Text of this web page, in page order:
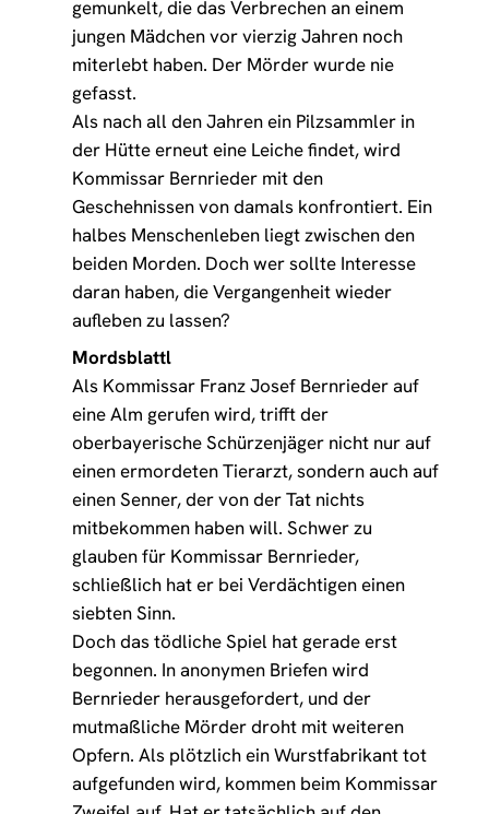
gemunkelt, die das Verbrechen an einem
jungen Mädchen vor vierzig Jahren noch
miterlebt haben. Der Mörder wurde nie
gefasst.
Als nach all den Jahren ein Pilzsammler in
der Hütte erneut eine Leiche findet, wird
Kommissar Bernrieder mit den
Geschehnissen von damals konfrontiert. Ein
halbes Menschenleben liegt zwischen den
beiden Morden. Doch wer sollte Interesse
daran haben, die Vergangenheit wieder
aufleben zu lassen?
Mordsblattl
Als Kommissar Franz Josef Bernrieder auf
eine Alm gerufen wird, trifft der
oberbayerische Schürzenjäger nicht nur auf
einen ermordeten Tierarzt, sondern auch auf
einen Senner, der von der Tat nichts
mitbekommen haben will. Schwer zu
glauben für Kommissar Bernrieder,
schließlich hat er bei Verdächtigen einen
siebten Sinn.
Doch das tödliche Spiel hat gerade erst
begonnen. In anonymen Briefen wird
Bernrieder herausgefordert, und der
mutmaßliche Mörder droht mit weiteren
Opfern. Als plötzlich ein Wurstfabrikant tot
aufgefunden wird, kommen beim Kommissar